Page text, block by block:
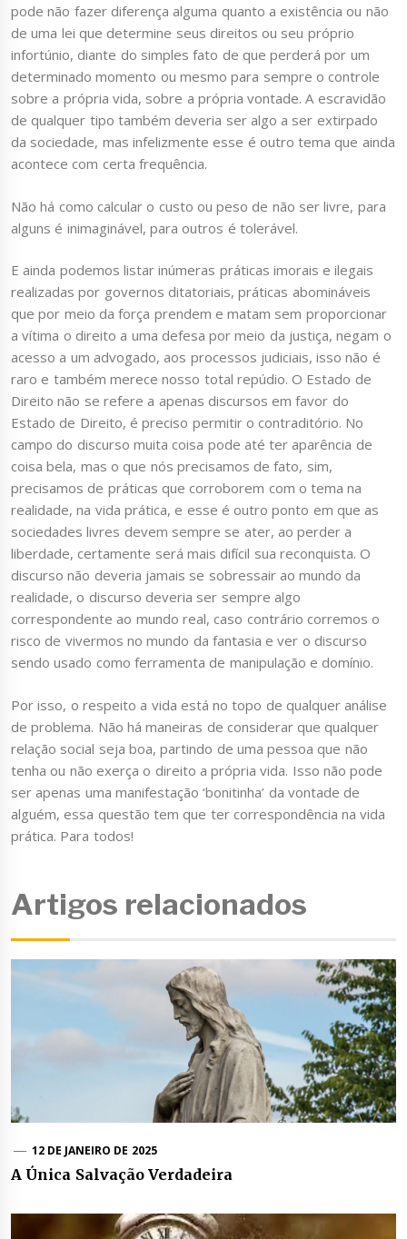
pode não fazer diferença alguma quanto a existência ou não
de uma lei que determine seus direitos ou seu próprio
infortúnio, diante do simples fato de que perderá por um
determinado momento ou mesmo para sempre o controle
sobre a própria vida, sobre a própria vontade. A escravidão
de qualquer tipo também deveria ser algo a ser extirpado
da sociedade, mas infelizmente esse é outro tema que ainda
acontece com certa frequência.
Não há como calcular o custo ou peso de não ser livre, para
alguns é inimaginável, para outros é tolerável.
E ainda podemos listar inúmeras práticas imorais e ilegais
realizadas por governos ditatoriais, práticas abomináveis
que por meio da força prendem e matam sem proporcionar
a vítima o direito a uma defesa por meio da justiça, negam o
acesso a um advogado, aos processos judiciais, isso não é
raro e também merece nosso total repúdio. O Estado de
Direito não se refere a apenas discursos em favor do
Estado de Direito, é preciso permitir o contraditório. No
campo do discurso muita coisa pode até ter aparência de
coisa bela, mas o que nós precisamos de fato, sim,
precisamos de práticas que corroborem com o tema na
realidade, na vida prática, e esse é outro ponto em que as
sociedades livres devem sempre se ater, ao perder a
liberdade, certamente será mais difícil sua reconquista. O
discurso não deveria jamais se sobressair ao mundo da
realidade, o discurso deveria ser sempre algo
correspondente ao mundo real, caso contrário corremos o
risco de vivermos no mundo da fantasia e ver o discurso
sendo usado como ferramenta de manipulação e domínio.
Por isso, o respeito a vida está no topo de qualquer análise
de problema. Não há maneiras de considerar que qualquer
relação social seja boa, partindo de uma pessoa que não
tenha ou não exerça o direito a própria vida. Isso não pode
ser apenas uma manifestação ‘bonitinha’ da vontade de
alguém, essa questão tem que ter correspondência na vida
prática. Para todos!
Artigos relacionados
12 DE JANEIRO DE 2025
A Única Salvação Verdadeira